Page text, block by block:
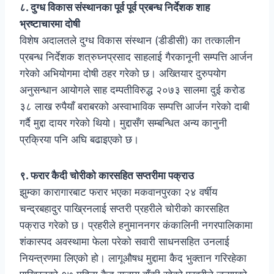
८. दुग्ध विकास संस्थानका पूर्व पूर्व प्रबन्ध निर्देशक शाह
भ्रष्टाचारमा दोषी
विशेष अदालतले दुग्ध विकास संस्थान (डीडीसी) का तत्कालीन
प्रबन्ध निर्देशक शत्रुघ्नप्रसाद साहलाई गैरकानूनी सम्पत्ति आर्जन
गरेको अभियोगमा दोषी ठहर गरेको छ। अख्तियार दुरुपयोग
अनुसन्धान आयोगले साह दम्पतीविरुद्ध २०७३ सालमा दुई करोड
३८ लाख रुपैयाँ बराबरको अस्वाभाविक सम्पत्ति आर्जन गरेको दाबी
गर्दै मुद्दा दायर गरेको थियो। मुद्दासँग सम्बन्धित अन्य कानुनी
प्रक्रिया पनि अघि बढाइएको छ।
९. फरार कैदी चोरीको कारसहित सप्तरीमा पक्राउ
झुम्का कारागारबाट फरार भएका मकवानपुरका २४ वर्षीय
चन्द्रबहादुर पाख्रिनलाई सप्तरी प्रहरीले चोरीको कारसहित
पक्राउ गरेको छ। प्रहरीले हनुमाननगर कंकालिनी नगरपालिकामा
शंकास्पद अवस्थामा फेला परेको सवारी साधनसहित उनलाई
नियन्त्रणमा लिएको हो। लागूऔषध मुद्दामा कैद भुक्तान गरिरहेका